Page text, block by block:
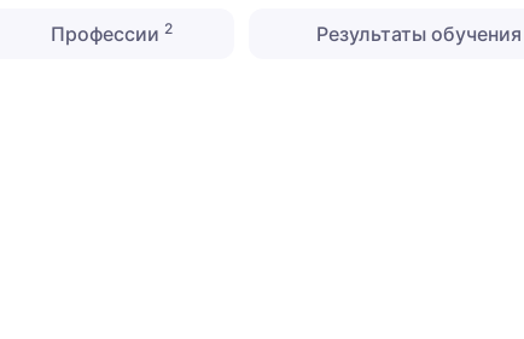
Профессии 2 Результаты обучения